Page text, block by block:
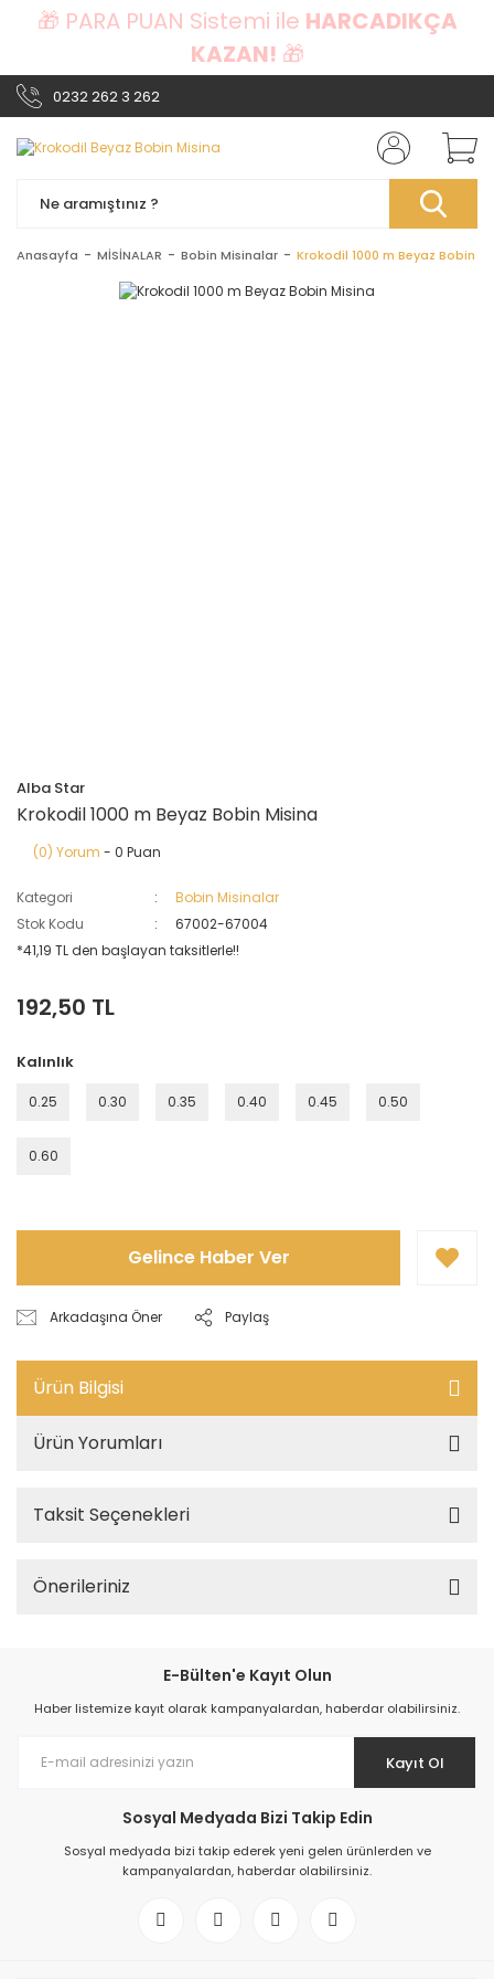
🎁 PARA PUAN Sistemi ile HARCADIKÇA
KAZAN! 🎁
0232 262 3 262
Anasayfa MİSİNALAR Bobin Misinalar Krokodil 1000 m Beyaz Bobin
Alba Star
Krokodil 1000 m Beyaz Bobin Misina
(0) Yorum - 0 Puan
Kategori
Bobin Misinalar
Stok Kodu
67002-67004
*41,19 TL den başlayan taksitlerle!!
192,50 TL
Kalınlık
0.25 0.30 0.35 0.40 0.45 0.50
0.60
Gelince Haber Ver
Arkadaşına Öner Paylaş
Ürün Bilgisi
Ürün Yorumları
Taksit Seçenekleri
Önerileriniz
E-Bülten'e Kayıt Olun
Haber listemize kayıt olarak kampanyalardan, haberdar olabilirsiniz.
Kayıt Ol
Sosyal Medyada Bizi Takip Edin
Sosyal medyada bizi takip ederek yeni gelen ürünlerden ve
kampanyalardan, haberdar olabilirsiniz.